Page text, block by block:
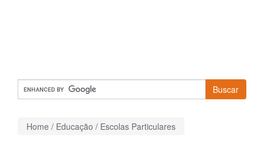
Buscar
Home / Educação / Escolas Particulares